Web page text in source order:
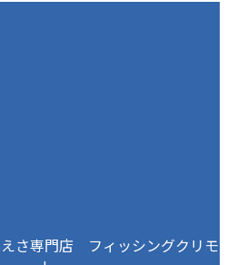
さ専門店 フィッシングクリモ